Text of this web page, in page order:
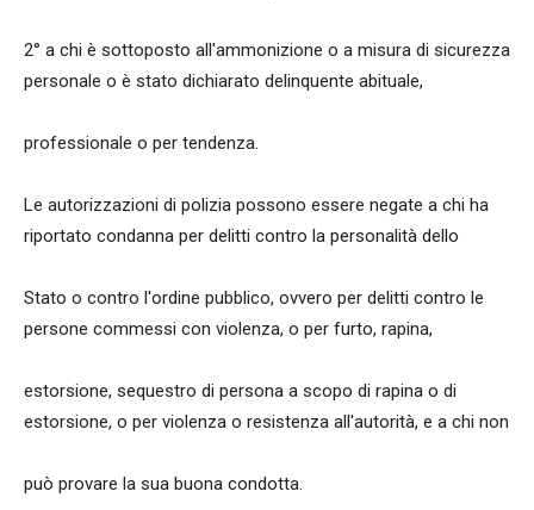
2° a chi è sottoposto all'ammonizione o a misura di sicurezza
personale o è stato dichiarato delinquente abituale,
professionale o per tendenza.
Le autorizzazioni di polizia possono essere negate a chi ha
riportato condanna per delitti contro la personalità dello
Stato o contro l'ordine pubblico, ovvero per delitti contro le
persone commessi con violenza, o per furto, rapina,
estorsione, sequestro di persona a scopo di rapina o di
estorsione, o per violenza o resistenza all'autorità, e a chi non
può provare la sua buona condotta.